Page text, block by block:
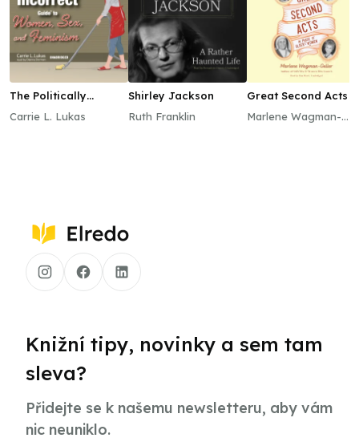
The Politically
Women, Sex, and
Carrie L. Lukas
Shirley Jackson
Ruth Franklin
Great Second Acts
Marlene Wagman-
Knižní tipy, novinky a sem tam
sleva?
Přidejte se k našemu newsletteru, aby vám
nic neuniklo.